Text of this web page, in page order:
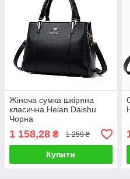
Жіноча сумка шкіряна
класична Helan Daishu
Чорна
1 158,28 ₴ 1 259 ₴
Купити